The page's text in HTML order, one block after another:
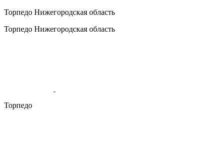
Торпедо Нижегородская область
Торпедо Нижегородская область
Торпедо